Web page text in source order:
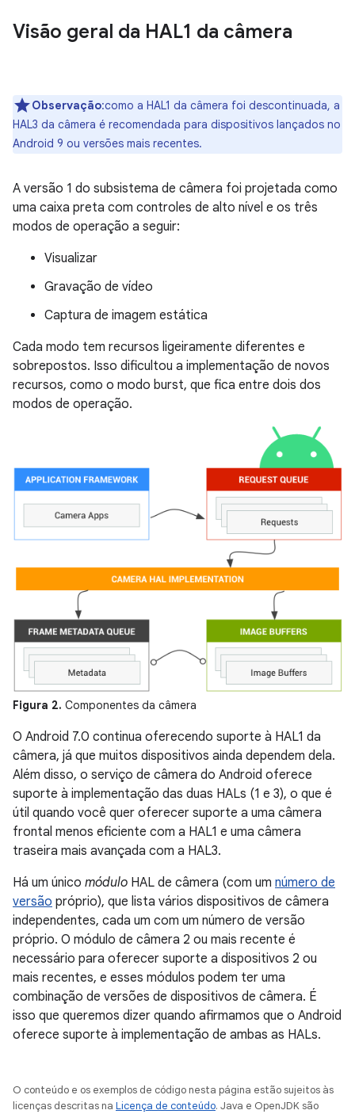
Visão geral da HAL1 da câmera
Observação:como a HAL1 da câmera foi descontinuada, a
HAL3 da câmera é recomendada para dispositivos lançados no
Android 9 ou versões mais recentes.
A versão 1 do subsistema de câmera foi projetada como
uma caixa preta com controles de alto nível e os três
modos de operação a seguir:
Visualizar
Gravação de vídeo
Captura de imagem estática
Cada modo tem recursos ligeiramente diferentes e
sobrepostos. Isso dificultou a implementação de novos
recursos, como o modo burst, que fica entre dois dos
modos de operação.
Figura 2. Componentes da câmera
O Android 7.0 continua oferecendo suporte à HAL1 da
câmera, já que muitos dispositivos ainda dependem dela.
Além disso, o serviço de câmera do Android oferece
suporte à implementação das duas HALs (1 e 3), o que é
útil quando você quer oferecer suporte a uma câmera
frontal menos eficiente com a HAL1 e uma câmera
traseira mais avançada com a HAL3.
Há um único módulo HAL de câmera (com um número de
versão próprio), que lista vários dispositivos de câmera
independentes, cada um com um número de versão
próprio. O módulo de câmera 2 ou mais recente é
necessário para oferecer suporte a dispositivos 2 ou
mais recentes, e esses módulos podem ter uma
combinação de versões de dispositivos de câmera. É
isso que queremos dizer quando afirmamos que o Android
oferece suporte à implementação de ambas as HALs.
O conteúdo e os exemplos de código nesta página estão sujeitos às
licenças descritas na Licença de conteúdo. Java e OpenJDK são